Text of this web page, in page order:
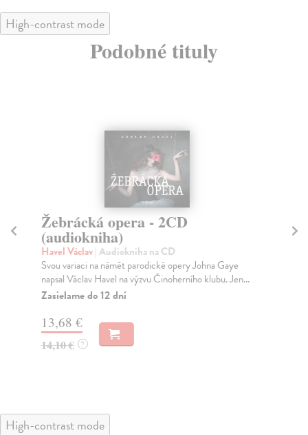
High-contrast mode
Podobné tituly
Žebrácká opera - 2CD
(audiokniha)
Havel Václav| Audiokniha na CD
Svou variaci na námět parodické opery Johna Gaye
napsal Václav Havel na výzvu Činoherního klubu. Jen...
Zasielame do 12 dní
13,68 €
14,10 € ?
High-contrast mode